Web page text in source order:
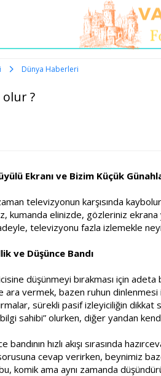
Dünya Haberleri
?
Ekranı ve Bizim Küçük
televizyonun karşısında
kumanda elinizde, gözleriniz
televizyonu fazla izlemekle
ve Düşünce Bandı
düşünmeyi bırakması için
ara vermek, bazen ruhun dinlenmesi
sürekli pasif izleyiciliğin
sahibi” olurken, diğer yandan
bandının hızlı akışı sırasında
cevap verirken, beynimiz
komik ama aynı zamanda